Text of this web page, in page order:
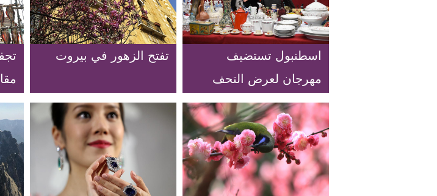
اسطنبول تستضيف
مهرجان لعرض التحف
الأثرية
تفتح الزهور في بيروت